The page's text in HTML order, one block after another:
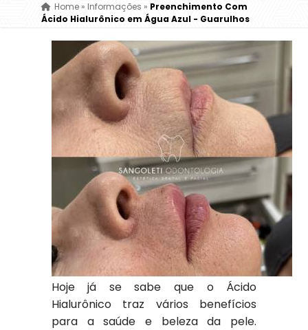
Home» Informações » Preenchimento Com
Ácido Hialurônico em Água Azul - Guarulhos
Hoje já se sabe que o Ácido
Hialurônico traz vários benefícios
para a saúde e beleza da pele.